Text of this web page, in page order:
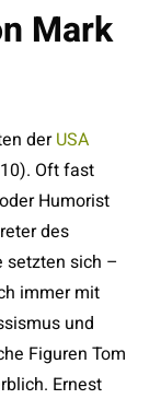
Mark
derUSA
Oft fast
Humorist
des
setzten sich –
immer mit
und
Figuren Tom
Ernest